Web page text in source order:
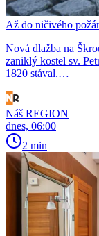
Až do ničivého
Nová dlažba na
zaniklý kostel sv.
1820 stával.…
Náš REGION
dnes, 06:00
2 min